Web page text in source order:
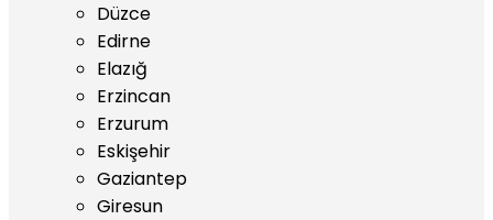
Düzce
Edirne
Elazığ
Erzincan
Erzurum
Eskişehir
Gaziantep
Giresun